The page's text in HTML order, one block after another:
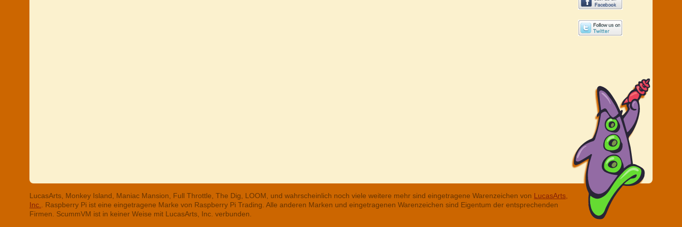
LucasArts, Monkey Island, Maniac Mansion, Full Throttle, The Dig, LOOM, und wahrscheinlich noch viele weitere mehr sind eingetragene Warenzeichen von LucasArts,
Inc.
. Raspberry Pi ist eine eingetragene Marke von Raspberry Pi Trading. Alle anderen Marken und eingetragenen Warenzeichen sind Eigentum der entsprechenden
Firmen. ScummVM ist in keiner Weise mit LucasArts, Inc. verbunden.